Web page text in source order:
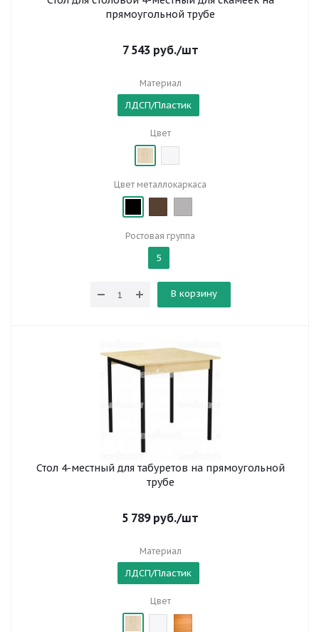
прямоугольной трубе
7 543руб./шт
Материал
ЛДСП/Пластик
Цвет
Цвет металлокаркаса
Ростовая группа
5
В корзину
Стол 4-местный для табуретов на прямоугольной
трубе
5 789руб./шт
Материал
ЛДСП/Пластик
Цвет